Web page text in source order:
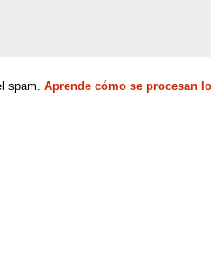
spam. Aprende cómo se procesan